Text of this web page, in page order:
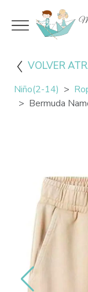
VOLVER
Niño(2-14)
Bermuda